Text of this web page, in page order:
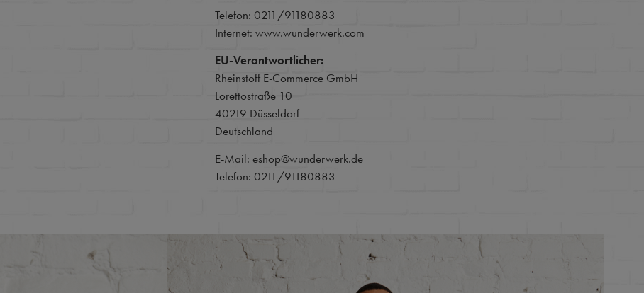
Telefon: 0211/91180883
Internet: www.wunderwerk.com
EU-Verantwortlicher:
Rheinstoff E-Commerce GmbH
Lorettostraße 10
40219 Düsseldorf
Deutschland
E-Mail: eshop@wunderwerk.de
Telefon: 0211/91180883